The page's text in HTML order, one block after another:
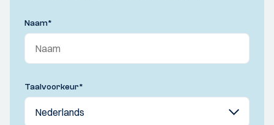
Naam*
Taalvoorkeur*